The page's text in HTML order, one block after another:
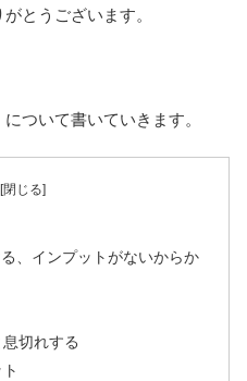
とうございます。
ついて書いていきます。
、インプットがないからか
切れする